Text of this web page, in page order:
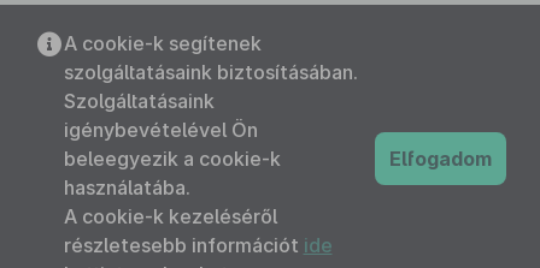
A cookie-k segítenek
szolgáltatásaink biztosításában.
Szolgáltatásaink
igénybevételével Ön
beleegyezik a cookie-k
használatába.
A cookie-k kezeléséről
részletesebb információt ide
Elfogadom